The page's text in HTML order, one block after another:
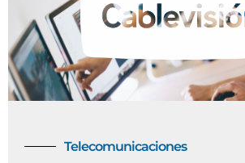
Telecomunicaciones